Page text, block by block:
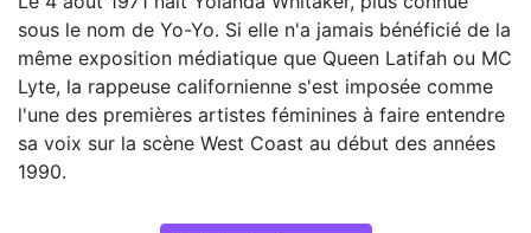
sous le nom de Yo-Yo. Si elle n'a jamais bénéficié de la
même exposition médiatique que Queen Latifah ou MC
Lyte, la rappeuse californienne s'est imposée comme
l'une des premières artistes féminines à faire entendre
sa voix sur la scène West Coast au début des années
1990.